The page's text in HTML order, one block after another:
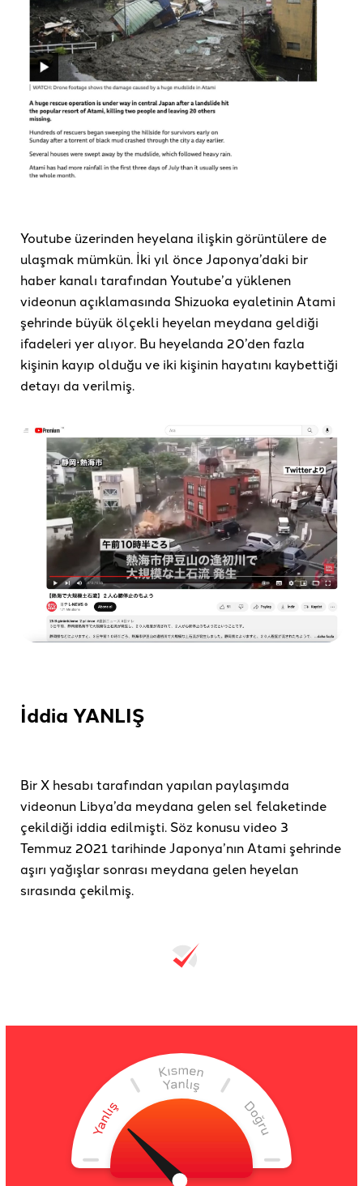
Youtube üzerinden heyelana ilişkin görüntülere de
ulaşmak mümkün. İki yıl önce Japonya’daki bir
haber kanalı tarafından Youtube’a yüklenen
videonun açıklamasında Shizuoka eyaletinin Atami
şehrinde büyük ölçekli heyelan meydana geldiği
ifadeleri yer alıyor. Bu heyelanda 20’den fazla
kişinin kayıp olduğu ve iki kişinin hayatını kaybettiği
detayı da verilmiş.
İddia YANLIŞ
Bir X hesabı tarafından yapılan paylaşımda
videonun Libya’da meydana gelen sel felaketinde
çekildiği iddia edilmişti. Söz konusu video 3
Temmuz 2021 tarihinde Japonya’nın Atami şehrinde
aşırı yağışlar sonrası meydana gelen heyelan
sırasında çekilmiş.